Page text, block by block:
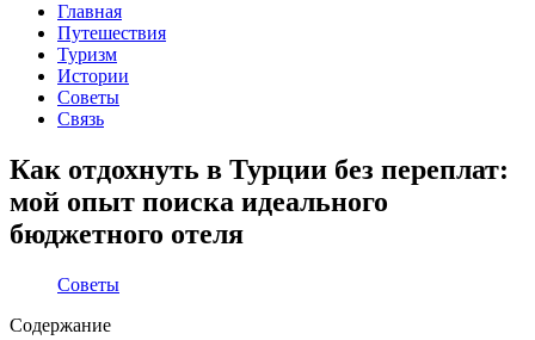
Главная
Путешествия
Туризм
Истории
Советы
Связь
Как отдохнуть в Турции без переплат:
мой опыт поиска идеального
бюджетного отеля
Советы
Содержание